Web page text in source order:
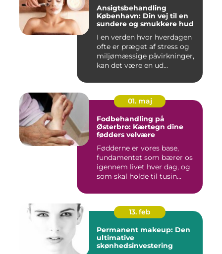
Ansigtsbehandling
København: Din vej til en
sundere og smukkere hud
I en verden hvor hverdagen
ofte er præget af stress og
miljømæssige påvirkninger,
kan det være en ud...
01. maj
Fodbehandling på
Østerbro: Kærtegn dine
fødders velvære
Fødderne er vores base,
fundamentet som bærer os
igennem livet hver dag, og
som skal holde til tusin...
13. feb
Permanent makeup: Den
ultimative
skønhedsinvestering